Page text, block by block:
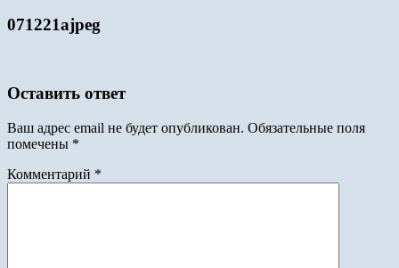
071221аjpeg
Оставить ответ
Ваш адрес email не будет опубликован. Обязательные поля
помечены *
Комментарий *